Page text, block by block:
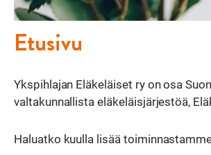
Etusivu
Ykspihlajan Eläkeläiset ry on osa
valtakunnallista eläkeläisjärjestöä,
Haluatko kuulla lisää